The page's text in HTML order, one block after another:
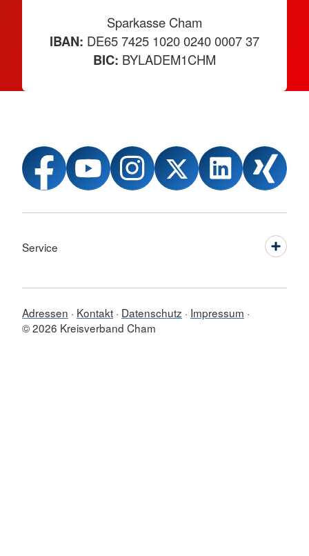
Sparkasse Cham
IBAN: DE65 7425 1020 0240 0007 37
BIC: BYLADEM1CHM
Service
Adressen Kontakt Datenschutz
Impressum
© 2026 Kreisverband Cham